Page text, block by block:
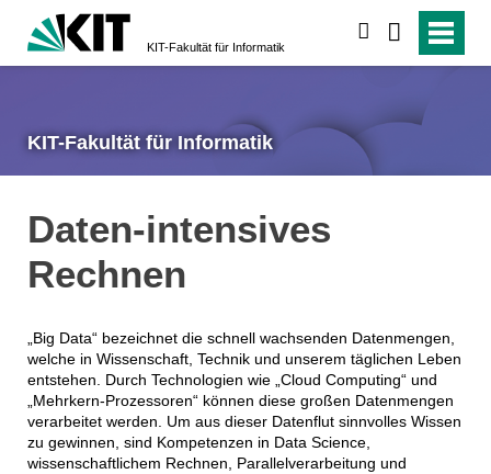
KIT-Fakultät für Informatik
KIT-Fakultät für Informatik
Daten-intensives
Rechnen
„Big Data“ bezeichnet die schnell wachsenden Datenmengen,
welche in Wissenschaft, Technik und unserem täglichen Leben
entstehen. Durch Technologien wie „Cloud Computing“ und
„Mehrkern-Prozessoren“ können diese großen Datenmengen
verarbeitet werden. Um aus dieser Datenflut sinnvolles Wissen
zu gewinnen, sind Kompetenzen in Data Science,
wissenschaftlichem Rechnen, Parallelverarbeitung und